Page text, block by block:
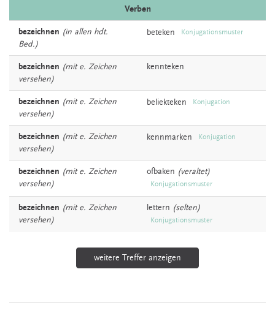
Verben
bezeichnen (in allen hdt.
Bed.)
beteken Konjugationsmuster
bezeichnen (mit e. Zeichen
versehen)
kennteken
bezeichnen (mit e. Zeichen
versehen)
beliekteken Konjugation
bezeichnen (mit e. Zeichen
versehen)
kennmarken Konjugation
bezeichnen (mit e. Zeichen
versehen)
ofbaken (veraltet)
Konjugationsmuster
bezeichnen (mit e. Zeichen
versehen)
lettern (selten)
Konjugationsmuster
weitere Treffer anzeigen